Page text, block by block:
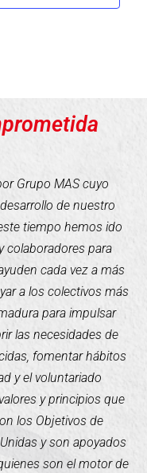
Grupo MAS cuyo
de nuestro
tiempo hemos ido
colaboradores para
cada vez a más
a los colectivos más
para impulsar
las necesidades de
fomentar hábitos
y el voluntariado
y principios que
los Objetivos de
y son apoyados
son el motor de